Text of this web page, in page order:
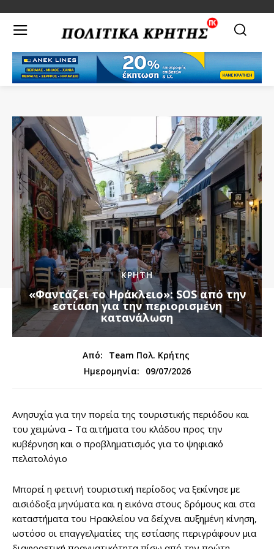
ΚΡΗΤΗ
«Φαντάζει το Ηράκλειο»: SOS από την
εστίαση για την περιορισμένη
κατανάλωση
Από:
Team Πολ. Κρήτης
Ημερομηνία:
09/07/2026
Ανησυχία για την πορεία της τουριστικής περιόδου και
του χειμώνα – Τα αιτήματα του κλάδου προς την
κυβέρνηση και ο προβληματισμός για το ψηφιακό
πελατολόγιο
Μπορεί η φετινή τουριστική περίοδος να ξεκίνησε με
αισιόδοξα μηνύματα και η εικόνα στους δρόμους και στα
καταστήματα του Ηρακλείου να δείχνει αυξημένη κίνηση,
ωστόσο οι επαγγελματίες της εστίασης περιγράφουν μια